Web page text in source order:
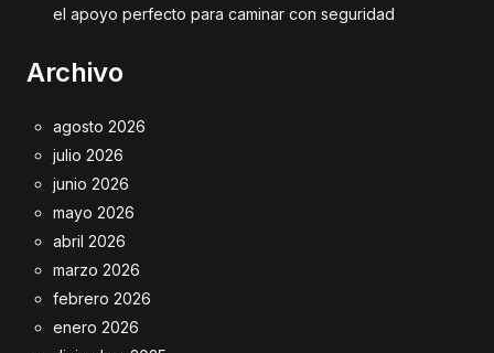
el apoyo perfecto para caminar con seguridad
Archivo
agosto 2026
julio 2026
junio 2026
mayo 2026
abril 2026
marzo 2026
febrero 2026
enero 2026